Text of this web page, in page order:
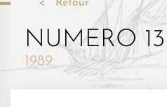
Retour
NUMERO 13
1989